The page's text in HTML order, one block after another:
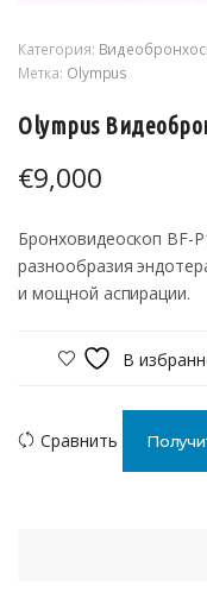
Категория:
Метка: Olympus
Olympus
€9,000
Бронховидеоскоп BF-
разнообразия
и мощной аспирации.
В
Сравнить